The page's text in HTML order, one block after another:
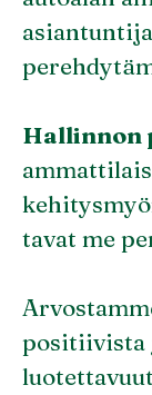
Hallinnon
tavat me
positiivista